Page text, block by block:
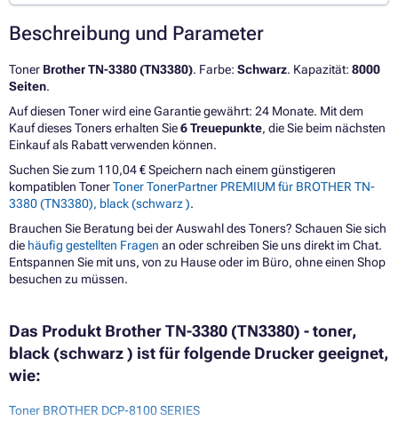
Beschreibung und Parameter
Toner Brother TN-3380 (TN3380). Farbe: Schwarz. Kapazität: 8000
Seiten.
Auf diesen Toner wird eine Garantie gewährt: 24 Monate. Mit dem
Kauf dieses Toners erhalten Sie6 Treuepunkte, die Sie beim nächsten
Einkauf als Rabatt verwenden können.
Suchen Sie zum 110,04 € Speichern nach einem günstigeren
kompatiblen TonerToner TonerPartner PREMIUM für BROTHER TN-
3380 (TN3380), black (schwarz ).
Brauchen Sie Beratung bei der Auswahl des Toners? Schauen Sie sich
die häufig gestellten Fragen an oder schreiben Sie uns direkt im Chat.
Entspannen Sie mit uns, von zu Hause oder im Büro, ohne einen Shop
besuchen zu müssen.
Das Produkt Brother TN-3380 (TN3380) - toner,
black (schwarz ) ist für folgende Drucker geeignet,
wie:
Toner BROTHER DCP-8100 SERIES